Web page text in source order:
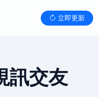
立即更新
訊交友